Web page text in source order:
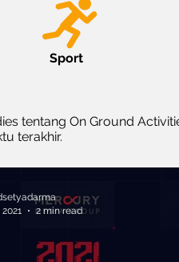
Sport
tentang On Ground
terakhir.
2 min read